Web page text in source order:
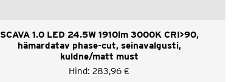
SCAVA 1.0 LED 24.5W 1910lm 3000K CRI>90,
hämardatav phase-cut, seinavalgusti,
kuldne/matt must
Hind:283,96 €